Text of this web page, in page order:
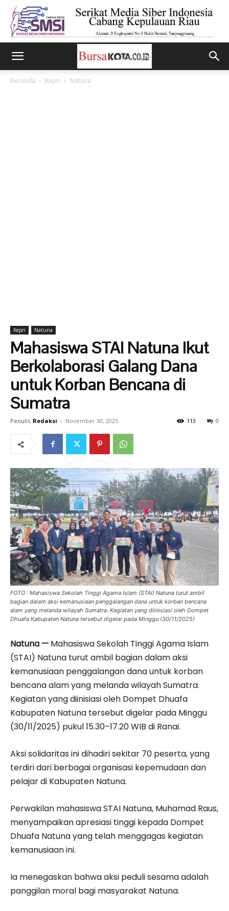
Beranda Kepri Natuna
Kepri Natuna
Mahasiswa STAI Natuna Ikut
Berkolaborasi Galang Dana
untuk Korban Bencana di
Sumatra
Penulis Redaksi - November 30, 2025 0
113
FOTO : Mahasiswa Sekolah Tinggi Agama Islam (STAI) Natuna turut ambil
bagian dalam aksi kemanusiaan penggalangan dana untuk korban bencana
alam yang melanda wilayah Sumatra. Kegiatan yang diinisiasi oleh Dompet
Dhuafa Kabupaten Natuna tersebut digelar pada Minggu (30/11/2025)
Natuna — Mahasiswa Sekolah Tinggi Agama Islam
(STAI) Natuna turut ambil bagian dalam aksi
kemanusiaan penggalangan dana untuk korban
bencana alam yang melanda wilayah Sumatra.
Kegiatan yang diinisiasi oleh Dompet Dhuafa
Kabupaten Natuna tersebut digelar pada Minggu
(30/11/2025) pukul 15.30–17.20 WIB di Ranai.
Aksi solidaritas ini dihadiri sekitar 70 peserta, yang
terdiri dari berbagai organisasi kepemudaan dan
pelajar di Kabupaten Natuna.
Perwakilan mahasiswa STAI Natuna, Muhamad Raus,
menyampaikan apresiasi tinggi kepada Dompet
Dhuafa Natuna yang telah menggagas kegiatan
kemanusiaan ini.
Ia menegaskan bahwa aksi peduli sesama adalah
panggilan moral bagi masyarakat Natuna.